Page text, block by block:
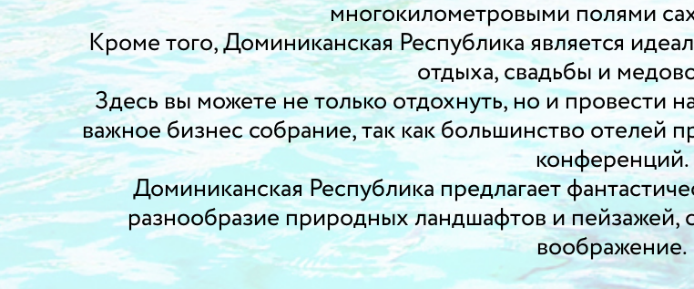
многокилометровыми полями
Кроме того, Доминиканская Республика является
отдыха, свадьбы и
Здесь вы можете не только отдохнуть, но и провести
важное бизнес собрание, так как большинство отелей
конференций.
Доминиканская Республика предлагает
разнообразие природных ландшафтов и пейзажей,
воображение.